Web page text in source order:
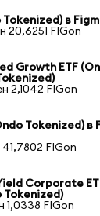
в
20,6251 FIGon
Growth ETF
2,1042 FIGon
Tokenized) в
41,7802 FIGon
Corporate
Tokenized)
1,0338 FIGon